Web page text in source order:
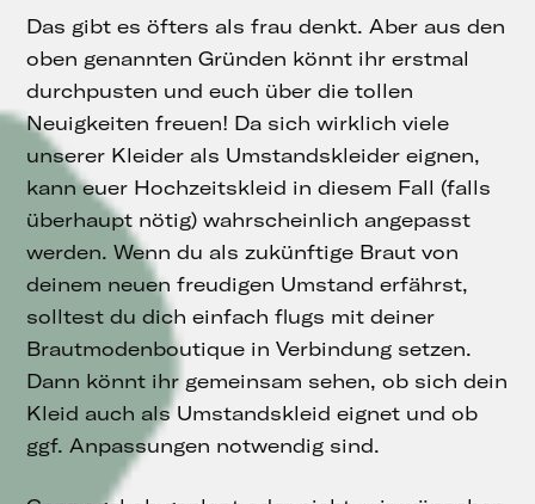
Das gibt es öfters als frau denkt. Aber aus den
oben genannten Gründen könnt ihr erstmal
durchpusten und euch über die tollen
Neuigkeiten freuen! Da sich wirklich viele
unserer Kleider als Umstandskleider eignen,
kann euer Hochzeitskleid in diesem Fall (falls
überhaupt nötig) wahrscheinlich angepasst
werden. Wenn du als zukünftige Braut von
deinem neuen freudigen Umstand erfährst,
solltest du dich einfach flugs mit deiner
Brautmodenboutique in Verbindung setzen.
Dann könnt ihr gemeinsam sehen, ob sich dein
Kleid auch als Umstandskleid eignet und ob
ggf. Anpassungen notwendig sind.